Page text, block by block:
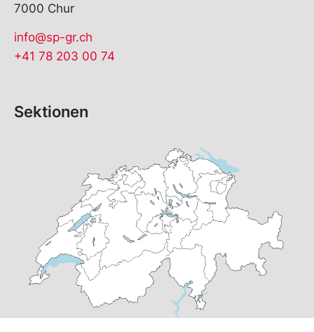
7000 Chur
info@sp-gr.ch
+41 78 203 00 74
Sektionen